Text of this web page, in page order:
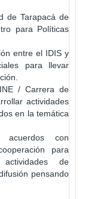
de Tarapacá de
para Políticas
entre el IDIS y
para llevar
/ Carrera de
actividades
en la temática
acuerdos con
para
de
pensando